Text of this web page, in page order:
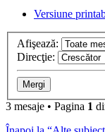
Versiune
Afişează:
Direcţie:
3 mesaje • Pagina 1